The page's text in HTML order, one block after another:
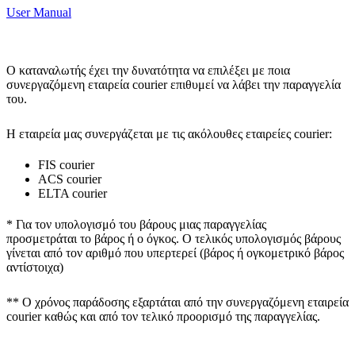
User Manual
Ο καταναλωτής έχει την δυνατότητα να επιλέξει με ποια
συνεργαζόμενη εταιρεία courier επιθυμεί να λάβει την παραγγελία
του.
Η εταιρεία μας συνεργάζεται με τις ακόλουθες εταιρείες courier:
FIS courier
ACS courier
ELTA courier
* Για τον υπολογισμό του βάρους μιας παραγγελίας
προσμετράται το βάρος ή ο όγκος. Ο τελικός υπολογισμός βάρους
γίνεται από τον αριθμό που υπερτερεί (βάρος ή ογκομετρικό βάρος
αντίστοιχα)
** Ο χρόνος παράδοσης εξαρτάται από την συνεργαζόμενη εταιρεία
courier καθώς και από τον τελικό προορισμό της παραγγελίας.